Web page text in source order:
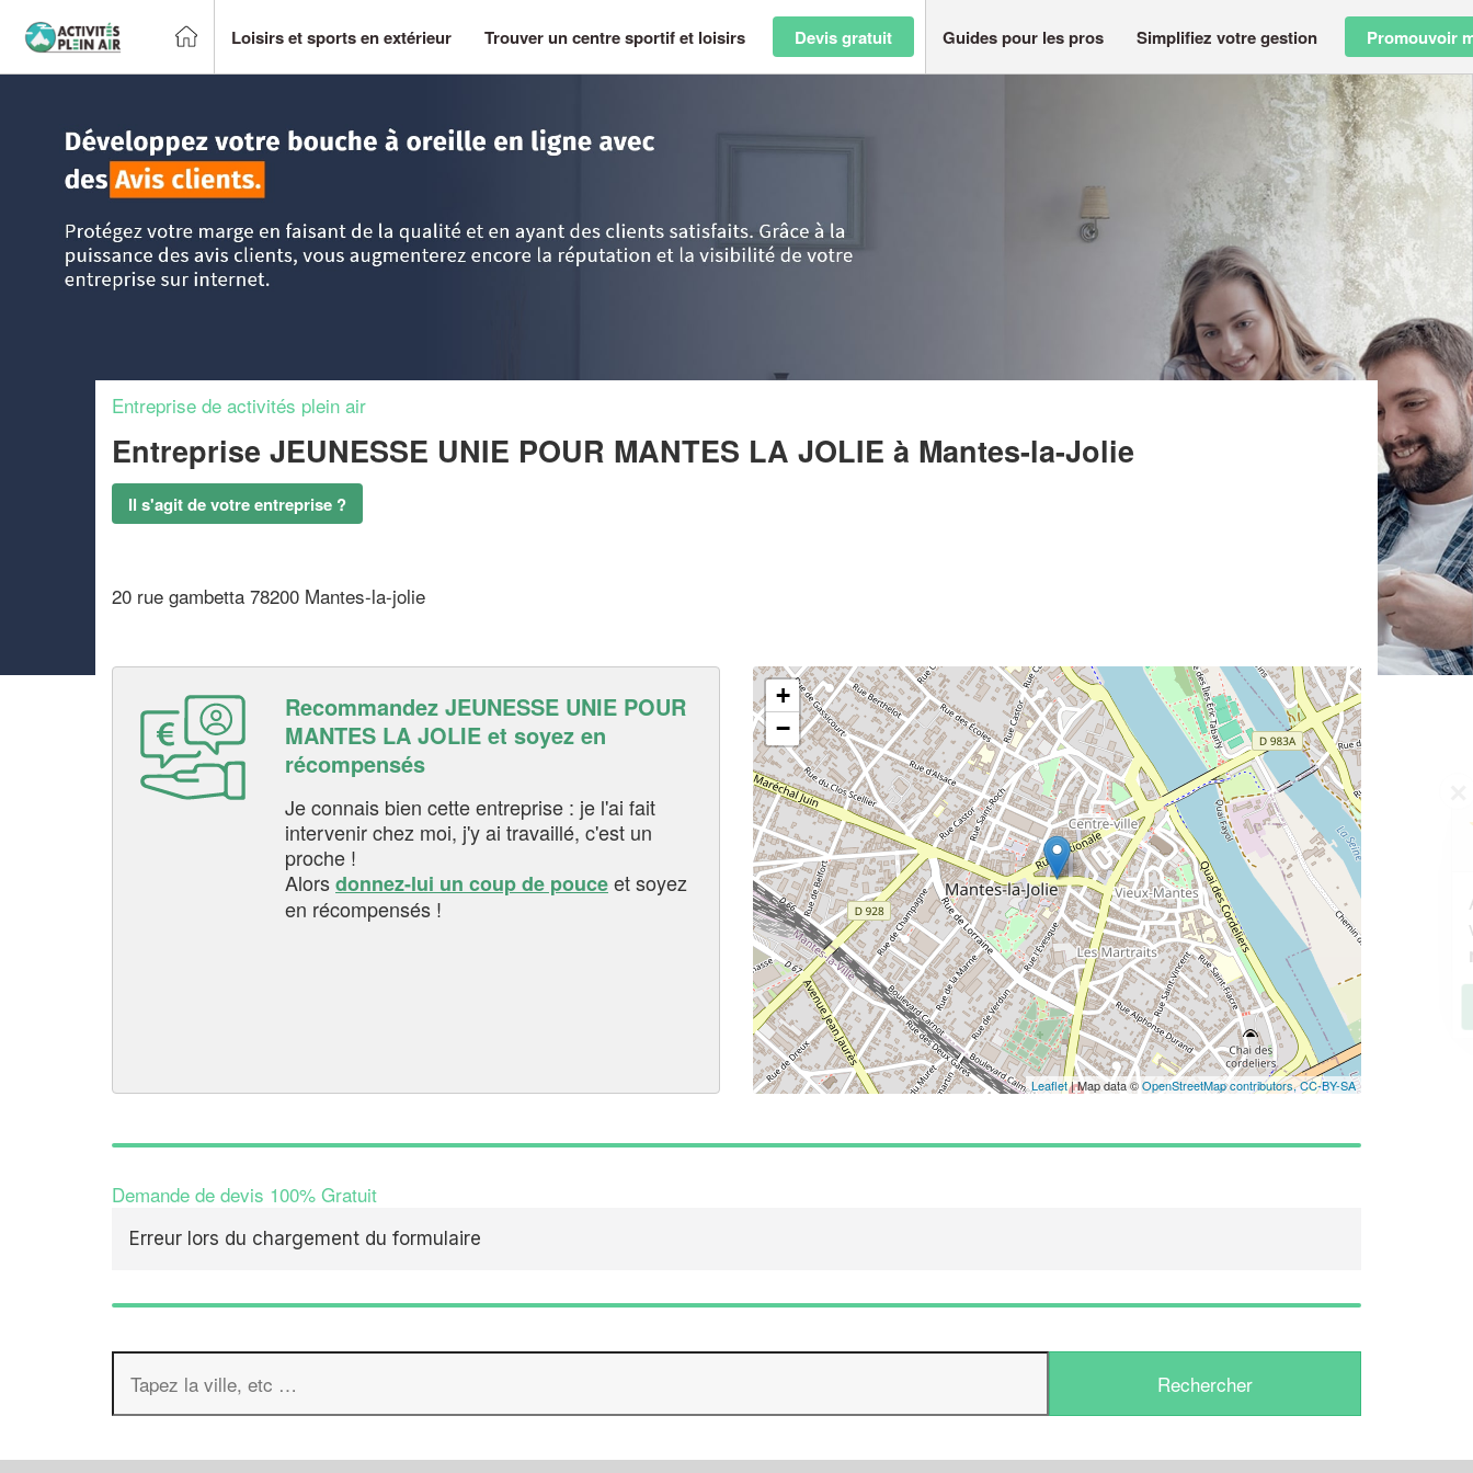
Loisirs et sports en extérieur Trouver un centre sportif et loisirs Devis gratuit Guides pour les pros Simplifiez votre gestion Promouvoir
Entreprise de activités plein air
Entreprise JEUNESSE UNIE POUR MANTES LA JOLIE à Mantes-la-Jolie
Il s'agit de votre entreprise ?
20 rue gambetta 78200 Mantes-la-jolie
Recommandez JEUNESSE UNIE POUR
MANTES LA JOLIE et soyez en
récompensés
Je connais bien cette entreprise : je l'ai fait
intervenir chez moi, j'y ai travaillé, c'est un
proche !
Alorsdonnez-lui un coup de pouceet soyez
en récompensés !
+
−
Leaflet| Map data ©OpenStreetMap contributors,CC-BY-SA
Demande de devis 100% Gratuit
Erreur lors du chargement du formulaire
✕
Vous êtes un
professionnel ?
Augmentez votrechiffre d'affaires
vosmargestout en gagnant de
nouveaux clients
!
En savoir plus